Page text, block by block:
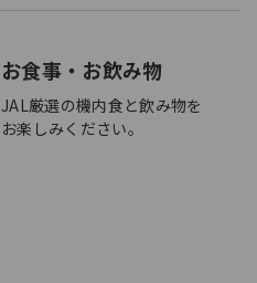
お食事・お飲み物
JAL厳選の機内食と飲み物を
お楽しみください。